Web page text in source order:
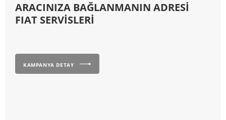
ARACINIZA BAĞLANMANIN ADRESİ
FIAT SERVİSLERİ
KAMPANYA DETAY